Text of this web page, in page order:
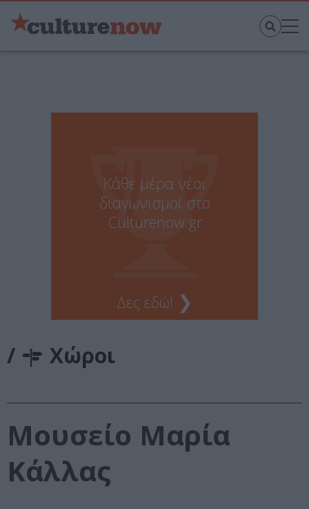
Κάθε μέρα νέοι
διαγωνισμοί στο
Culturenow.gr
Δες εδώ! ❯
/ Χώροι
Μουσείο Μαρία
Κάλλας